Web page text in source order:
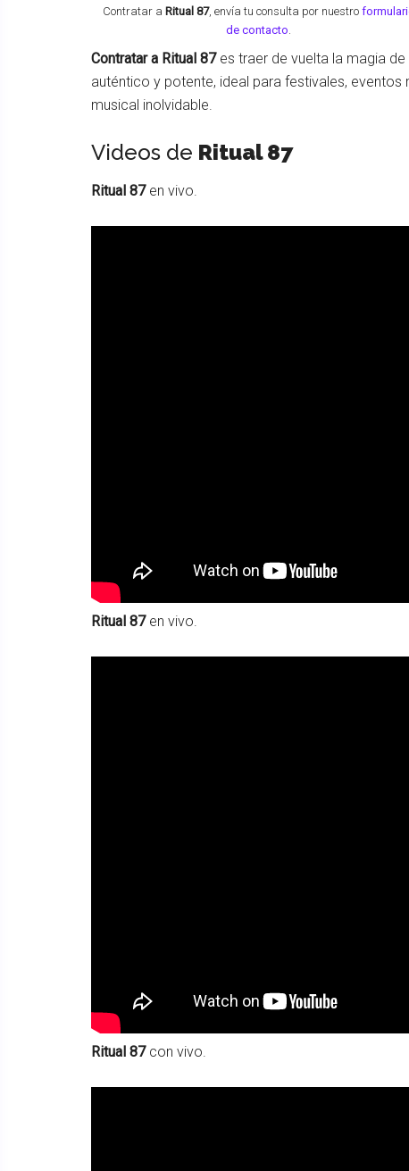
Contratar a Ritual 87, envía tu consulta por nuestro
de contacto
Contratar a Ritual 87es traer de vuelta la magia de
auténtico y potente, ideal para festivales,
musical inolvidable.
Videos de Ritual 87
Ritual 87en vivo.
Ritual 87en vivo.
Ritual 87con vivo.